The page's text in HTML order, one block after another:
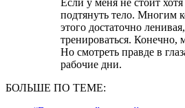
Если у меня не стоит хотя бы пять рабочих дней подряд, то есть возможность классно
подтянуть тело. Многим
этого достаточно
тренироваться. Конечно,
Но смотреть правде в
рабочие дни.
БОЛЬШЕ ПО ТЕМЕ: